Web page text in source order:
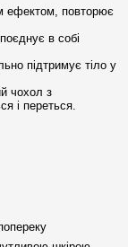
ефектом, повторює
в собі
підтримує тіло у
чохол з
і переться.